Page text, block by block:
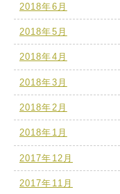
2018年6月
2018年5月
2018年4月
2018年3月
2018年2月
2018年1月
2017年12月
2017年11月